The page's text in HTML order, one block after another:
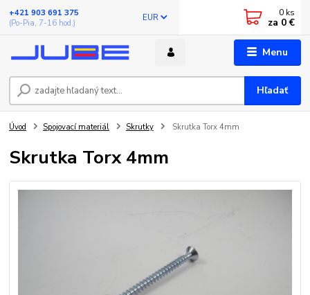
Menu
EUR
Hľadať
+421 903 691 375
(Po-Pia, 7-16 hod.)
0 ks
za 0 €
Úvod Spojovací materiál Skrutky Skrutka Torx 4mm
Skrutka Torx 4mm